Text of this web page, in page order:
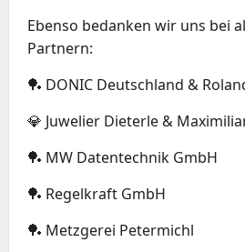
Ebenso bedanken wir uns bei
Partnern:
🏓 DONIC Deutschland &
💎 Juwelier Dieterle &
🏓 MW Datentechnik GmbH
🏓 Regelkraft GmbH
🏓 Metzgerei Petermichl